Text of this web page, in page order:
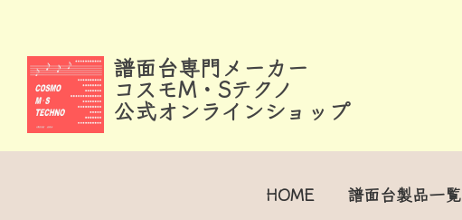
譜面台専門メーカー
コスモM・Sテクノ
公式オンラインショップ
HOME 譜面台製品一覧